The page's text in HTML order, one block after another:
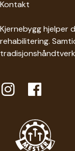
Kontakt
Kjernebygg hjelper
rehabilitering.
Lenke til Insragram
Lenke til